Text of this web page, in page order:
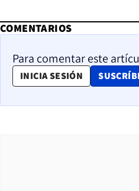
COMENTARIOS
Para comentar este
INICIA SESIÓN OPENS